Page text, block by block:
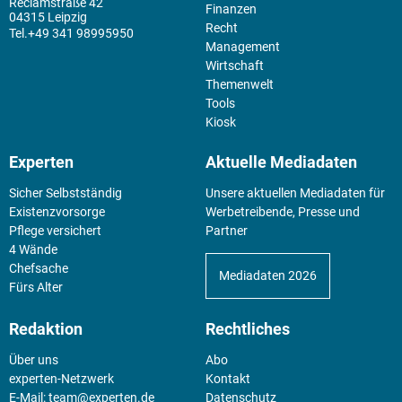
Reclamstraße 42
04315 Leipzig
+49 341 98995950
Finanzen
Recht
Management
Wirtschaft
Themenwelt
Tools
Kiosk
Experten
Sicher Selbstständig
Existenz­vorsorge
Pflege versichert
4 Wände
Chefsache
Fürs Alter
Aktuelle Mediadaten
Unsere aktuellen Mediadaten für
Werbetreibende, Presse und
Partner
Mediadaten 2026
Redaktion
Über uns
experten-Netzwerk
E-Mail:team@experten.de
Rechtliches
Abo
Kontakt
Datenschutz